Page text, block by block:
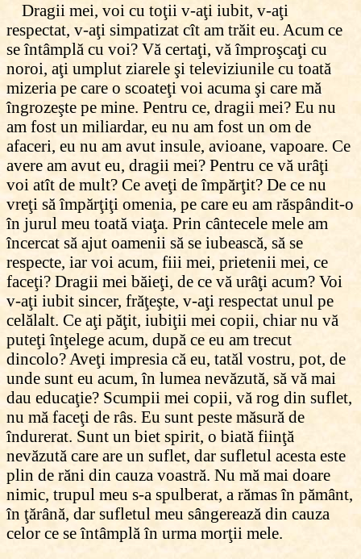
Dragii mei, voi cu toţii v-aţi iubit, v-aţi
respectat, v-aţi simpatizat cît am trăit eu. Acum ce
se întâmplă cu voi? Vă certaţi, vă împroşcaţi cu
noroi, aţi umplut ziarele şi televiziunile cu toată
mizeria pe care o scoateţi voi acuma şi care mă
îngrozeşte pe mine. Pentru ce, dragii mei? Eu nu
am fost un miliardar, eu nu am fost un om de
afaceri, eu nu am avut insule, avioane, vapoare. Ce
avere am avut eu, dragii mei? Pentru ce vă urâţi
voi atît de mult? Ce aveţi de împărţit? De ce nu
vreţi să împărţiţi omenia, pe care eu am răspândit-o
în jurul meu toată viaţa. Prin cântecele mele am
încercat să ajut oamenii să se iubească, să se
respecte, iar voi acum, fiii mei, prietenii mei, ce
faceţi? Dragii mei băieţi, de ce vă urâţi acum? Voi
v-aţi iubit sincer, frăţeşte, v-aţi respectat unul pe
celălalt. Ce aţi păţit, iubiţii mei copii, chiar nu vă
puteţi înţelege acum, după ce eu am trecut
dincolo? Aveţi impresia că eu, tatăl vostru, pot, de
unde sunt eu acum, în lumea nevăzută, să vă mai
dau educaţie? Scumpii mei copii, vă rog din suflet,
nu mă faceţi de râs. Eu sunt peste măsură de
îndurerat. Sunt un biet spirit, o biată fiinţă
nevăzută care are un suflet, dar sufletul acesta este
plin de răni din cauza voastră. Nu mă mai doare
nimic, trupul meu s-a spulberat, a rămas în pământ,
în ţărână, dar sufletul meu sângerează din cauza
celor ce se întâmplă în urma morţii mele.